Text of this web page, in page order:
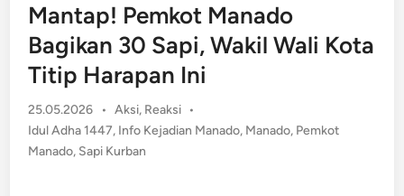
Mantap! Pemkot Manado
Bagikan 30 Sapi, Wakil Wali Kota
Titip Harapan Ini
25.05.2026 • Posted
in
Aksi, Reaksi •
Idul Adha 1447, Info Kejadian Manado, Manado, Pemkot
Manado, Sapi Kurban